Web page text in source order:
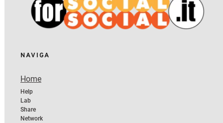
NAVIGA
Home
Help
Lab
Share
Network